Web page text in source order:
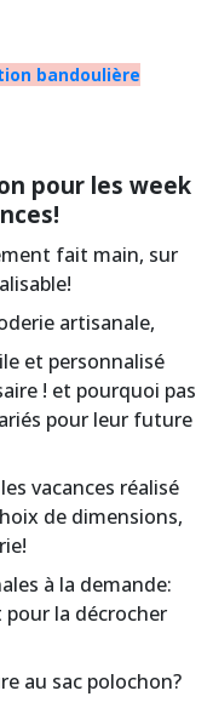
bandoulière
pour les week
fait main, sur
artisanale,
et personnalisé
! et pourquoi pas
pour leur future
vacances réalisé
de dimensions,
à la demande:
la décrocher
au sac polochon?